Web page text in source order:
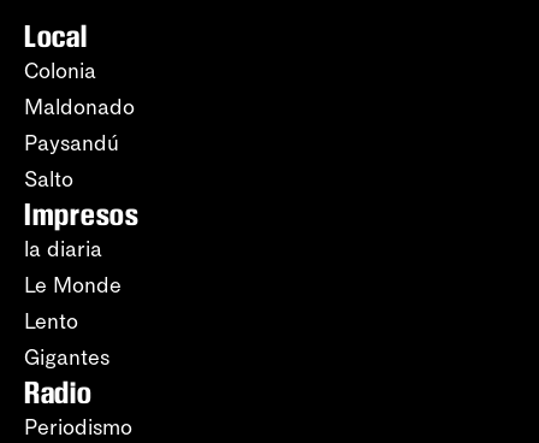
Local
Colonia
Maldonado
Paysandú
Salto
Impresos
la diaria
Le Monde
Lento
Gigantes
Radio
Periodismo